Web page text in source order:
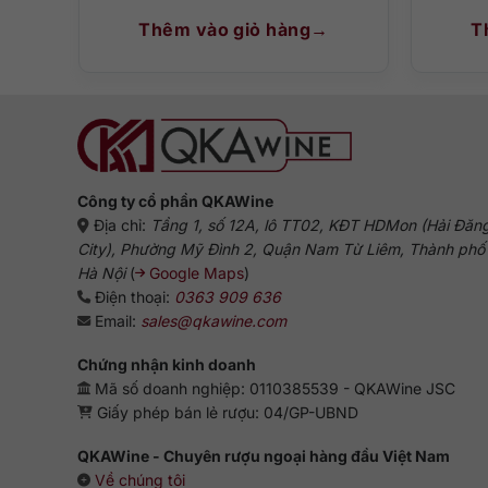
Thêm vào giỏ hàng
Công ty cổ phần QKAWine
Địa chỉ: Tầng 1, số 12A, lô TT02, KĐT HDMon (Hải
City), Phường Mỹ Đình 2, Quận Nam Từ Liêm, Thành phố
Hà Nội( Google Maps)
Điện thoại: 0363 909 636
Email: sales@qkawine.com
Chứng nhận kinh doanh
Mã số doanh nghiệp: 0110385539 - QKAWine JSC
Giấy phép bán lẻ rượu: 04/GP-UBND
QKAWine - Chuyên rượu ngoại hàng đầu Việt Nam
Về chúng tôi